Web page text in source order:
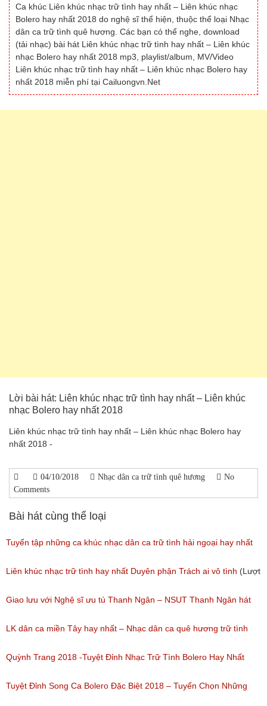
Ca khúc Liên khúc nhạc trữ tình hay nhất – Liên khúc nhạc
Bolero hay nhất 2018 do nghệ sĩ thể hiện, thuộc thể loại Nhạc
dân ca trữ tình quê hương. Các bạn có thể nghe, download
(tải nhạc) bài hát Liên khúc nhạc trữ tình hay nhất – Liên khúc
nhạc Bolero hay nhất 2018 mp3, playlist/album, MV/Video
Liên khúc nhạc trữ tình hay nhất – Liên khúc nhạc Bolero hay
nhất 2018 miễn phí tại Cailuongvn.Net
Lời bài hát: Liên khúc nhạc trữ tình hay nhất – Liên khúc
nhạc Bolero hay nhất 2018
Liên khúc nhạc trữ tình hay nhất – Liên khúc nhạc Bolero hay
nhất 2018 -
04/10/2018 Nhạc dân ca trữ tình quê hương
No
Comments
Bài hát cùng thể loại
Tuyển tập những ca khúc nhạc dân ca trữ tình hải ngoại hay nhất
(Lượt nghe: 277)
Liên khúc nhạc trữ tình hay nhất Duyên phận Trách ai vô tình (Lượt
nghe: 193)
Giao lưu với Nghệ sĩ ưu tú Thanh Ngân – NSUT Thanh Ngân hát
Bolero
(Lượt nghe: 80)
LK dân ca miền Tây hay nhất – Nhạc dân ca quê hương trữ tình
miền tây hay nhất
(Lượt nghe: 184)
Quỳnh Trang 2018 -Tuyệt Đỉnh Nhạc Trữ Tình Bolero Hay Nhất
Của Quỳnh Trang 2018
Tuyệt Đỉnh Song Ca Bolero Đặc Biệt 2018 – Tuyển Chọn Những